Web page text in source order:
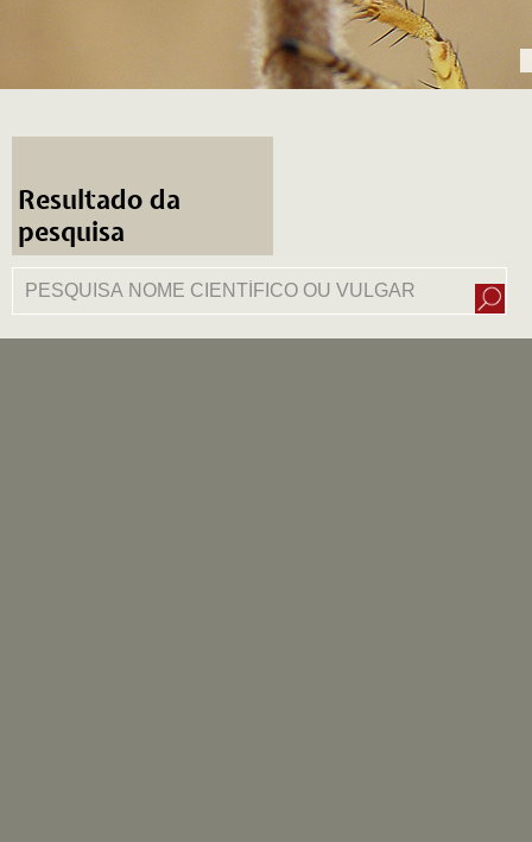
Resultado da
pesquisa